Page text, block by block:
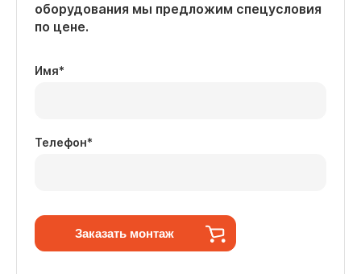
оборудования мы предложим спецусловия
по цене.
Имя*
Телефон*
Заказать монтаж